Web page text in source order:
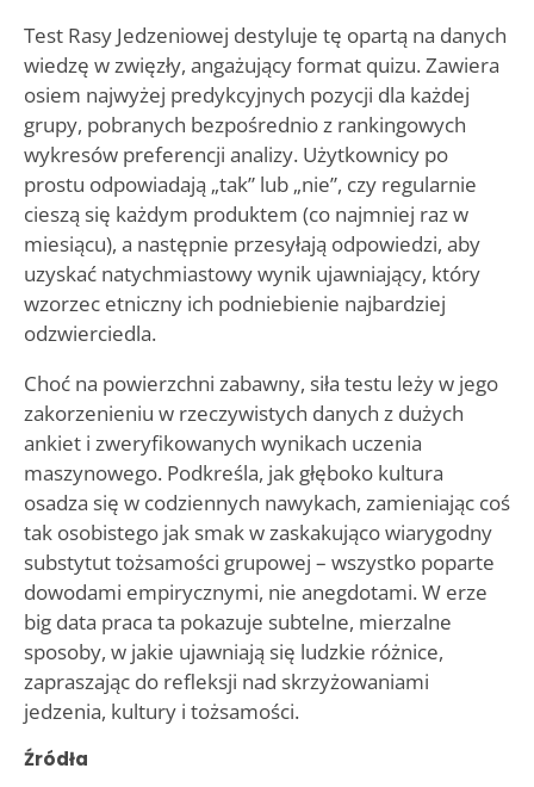
Test Rasy Jedzeniowej destyluje tę opartą na danych
wiedzę w zwięzły, angażujący format quizu. Zawiera
osiem najwyżej predykcyjnych pozycji dla każdej
grupy, pobranych bezpośrednio z rankingowych
wykresów preferencji analizy. Użytkownicy po
prostu odpowiadają „tak” lub „nie”, czy regularnie
cieszą się każdym produktem (co najmniej raz w
miesiącu), a następnie przesyłają odpowiedzi, aby
uzyskać natychmiastowy wynik ujawniający, który
wzorzec etniczny ich podniebienie najbardziej
odzwierciedla.
Choć na powierzchni zabawny, siła testu leży w jego
zakorzenieniu w rzeczywistych danych z dużych
ankiet i zweryfikowanych wynikach uczenia
maszynowego. Podkreśla, jak głęboko kultura
osadza się w codziennych nawykach, zamieniając coś
tak osobistego jak smak w zaskakująco wiarygodny
substytut tożsamości grupowej – wszystko poparte
dowodami empirycznymi, nie anegdotami. W erze
big data praca ta pokazuje subtelne, mierzalne
sposoby, w jakie ujawniają się ludzkie różnice,
zapraszając do refleksji nad skrzyżowaniami
jedzenia, kultury i tożsamości.
Źródła